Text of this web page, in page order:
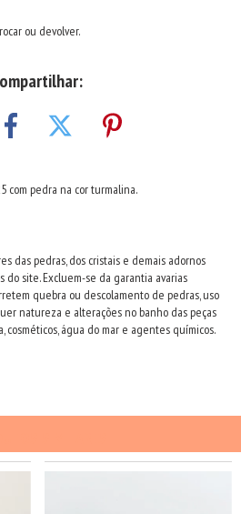
ou devolver.
com pedra na cor turmalina.
das pedras, dos cristais e demais adornos
site. Excluem-se da garantia avarias
quebra ou descolamento de pedras, uso
natureza e alterações no banho das peças
cosméticos, água do mar e agentes químicos.